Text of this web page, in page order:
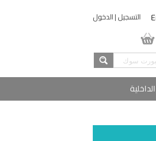
التسجيل|الدخول